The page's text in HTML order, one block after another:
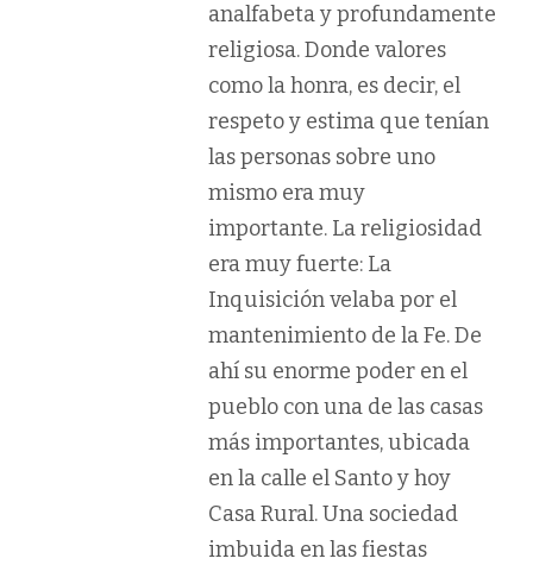
analfabeta y profundamente
religiosa. Donde valores
como la honra, es decir, el
respeto y estima que tenían
las personas sobre uno
mismo era muy
importante. La religiosidad
era muy fuerte: La
Inquisición velaba por el
mantenimiento de la Fe. De
ahí su enorme poder en el
pueblo con una de las casas
más importantes, ubicada
en la calle el Santo y hoy
Casa Rural. Una sociedad
imbuida en las fiestas